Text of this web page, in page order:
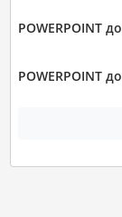
POWERPOINT
POWERPOINT